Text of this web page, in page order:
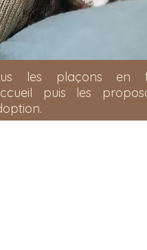
les plaçons en
puis les